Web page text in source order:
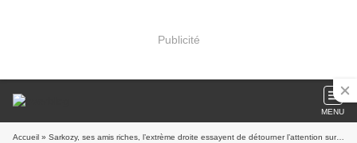
Publicité
MENU
Accueil » Sarkozy, ses amis riches, l’extrème droite essayent de détourner l’attention sur la burqa, sur les immigrés, sur les Roms, sur les jeunes,…, pendant que la situation de la population se dégr